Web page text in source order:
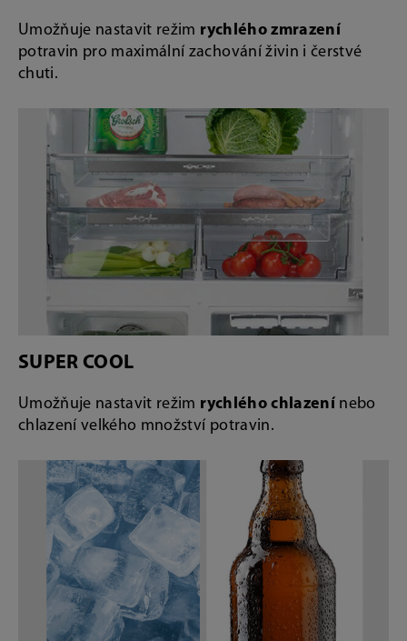
Umožňuje nastavit režim rychlého zmrazení
potravin pro maximální zachování živin i čerstvé
chuti.
SUPER COOL
Umožňuje nastavit režim rychlého chlazení nebo
chlazení velkého množství potravin.